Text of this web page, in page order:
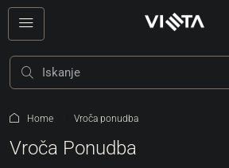
Home Vroča ponudba
Vroča Ponudba